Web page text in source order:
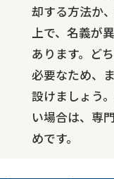
却する方法か
上で、名義が
あります。ど
必要なため、
設けましょう
い場合は、専
めです。